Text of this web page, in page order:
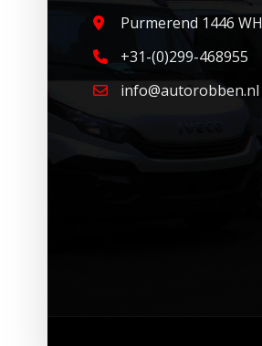
Purmerend 1446 WH
+31-(0)299-468955
info@autorobben.nl